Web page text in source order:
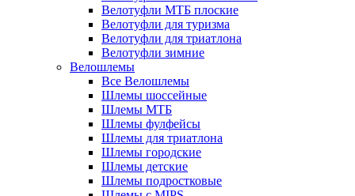
Велотуфли МТБ плоские
Велотуфли для туризма
Велотуфли для триатлона
Велотуфли зимние
Велошлемы
Все Велошлемы
Шлемы шоссейные
Шлемы МТБ
Шлемы фулфейсы
Шлемы для триатлона
Шлемы городские
Шлемы детские
Шлемы подростковые